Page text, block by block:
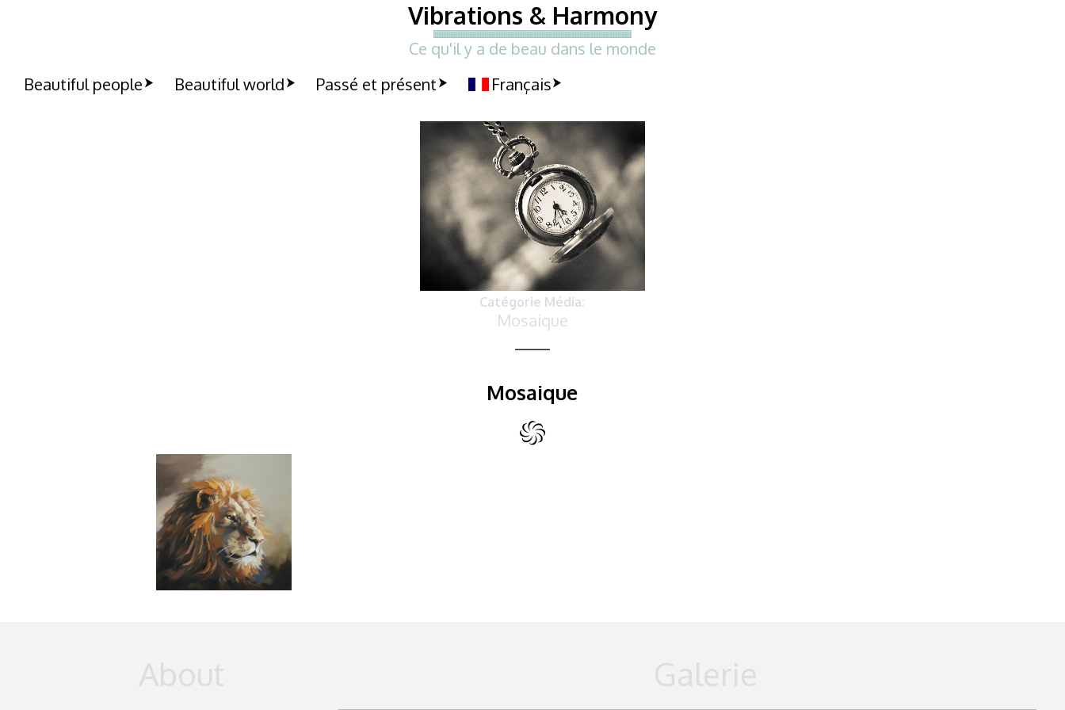
Vibrations & Harmony
Ce qu'il y a de beau dans le monde
Beautiful people
Beautiful world Passé et présent Français
Catégorie Média:
Mosaique
Mosaique